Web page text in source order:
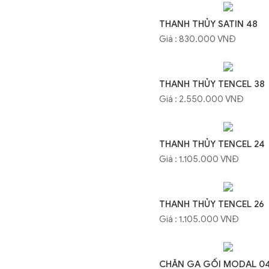
THANH THỦY SATIN 48
Giá : 830.000 VNĐ
THANH THỦY TENCEL 38
Giá : 2.550.000 VNĐ
THANH THỦY TENCEL 24
Giá : 1.105.000 VNĐ
THANH THỦY TENCEL 26
Giá : 1.105.000 VNĐ
CHĂN GA GỐI MODAL